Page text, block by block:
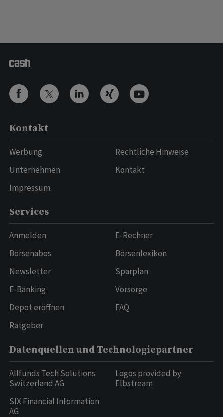
Kontakt
Werbung
Unternehmen
Impressum
Rechtliche Hinweise
Kontakt
Services
Anmelden
Börsenabos
Newsletter
E-Banking
Depot eröffnen
Ratgeber
E-Rechner
Börsenlexikon
Sparplan
Vorsorge
FAQ
Datenquellen und Technologiepartner
Allfunds Tech Solutions
Switzerland AG
SIX Financial Information
AG
Logos provided by
Elbstream